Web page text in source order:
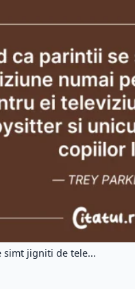
simt jigniti de tele...